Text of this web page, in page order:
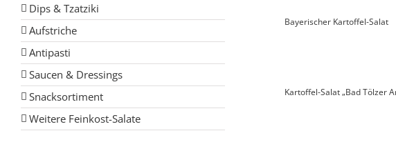
Bayerischer Kartoffel-Salat
Kartoffel-Salat „Bad Tölzer
Dips & Tzatziki
Aufstriche
Antipasti
Saucen & Dressings
Snacksortiment
Weitere Feinkost-Salate